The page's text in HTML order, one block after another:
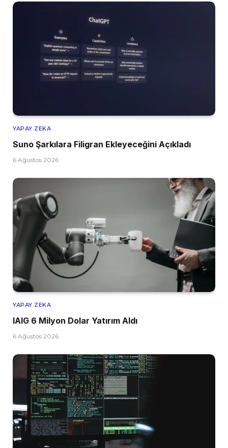
YAPAY ZEKA
Suno Şarkılara Filigran Ekleyeceğini Açıkladı
6 Ağustos 2026
YAPAY ZEKA
IAIG 6 Milyon Dolar Yatırım Aldı
6 Ağustos 2026